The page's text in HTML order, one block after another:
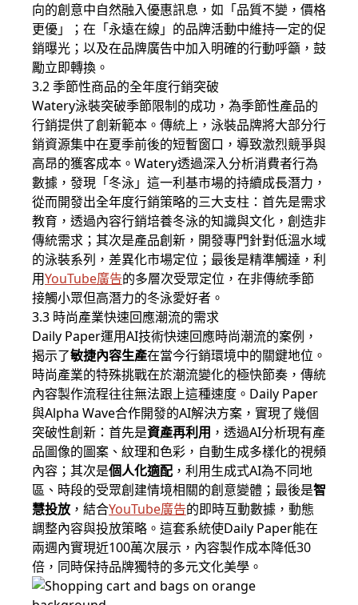
向的創意中自然融入優惠訊息，如「品質不變，價格
更優」；在「永遠在線」的品牌活動中維持一定的促
銷曝光；以及在品牌廣告中加入明確的行動呼籲，鼓
勵立即轉換。
3.2 季節性商品的全年度行銷突破
Watery泳裝突破季節限制的成功，為季節性產品的
行銷提供了創新範本。傳統上，泳裝品牌將大部分行
銷資源集中在夏季前後的短暫窗口，導致激烈競爭與
高昂的獲客成本。Watery透過深入分析消費者行為
數據，發現「冬泳」這一利基市場的持續成長潛力，
從而開發出全年度行銷策略的三大支柱：首先是需求
教育，透過內容行銷培養冬泳的知識與文化，創造非
傳統需求；其次是產品創新，開發專門針對低溫水域
的泳裝系列，差異化市場定位；最後是精準觸達，利
用YouTube廣告的多層次受眾定位，在非傳統季節
接觸小眾但高潛力的冬泳愛好者。
3.3 時尚產業快速回應潮流的需求
Daily Paper運用AI技術快速回應時尚潮流的案例，
揭示了敏捷內容生產在當今行銷環境中的關鍵地位。
時尚產業的特殊挑戰在於潮流變化的極快節奏，傳統
內容製作流程往往無法跟上這種速度。Daily Paper
與Alpha Wave合作開發的AI解決方案，實現了幾個
突破性創新：首先是資產再利用 ，透過AI分析現有產
品圖像的圖案、紋理和色彩，自動生成多樣化的視頻
內容；其次是個人化適配 ，利用生成式AI為不同地
區、時段的受眾創建情境相關的創意變體；最後是智
慧投放 ，結合YouTube廣告的即時互動數據，動態
調整內容與投放策略。這套系統使Daily Paper能在
兩週內實現近100萬次展示，內容製作成本降低30
倍，同時保持品牌獨特的多元文化美學。